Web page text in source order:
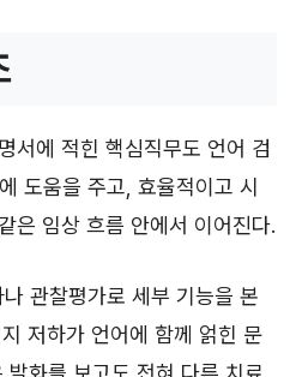
서에 적힌 핵심직무도 언어 검
도움을 주고, 효율적이고 시
은 임상 흐름 안에서 이어진다.
관찰평가로 세부 기능을 본
저하가 언어에 함께 얽힌 문